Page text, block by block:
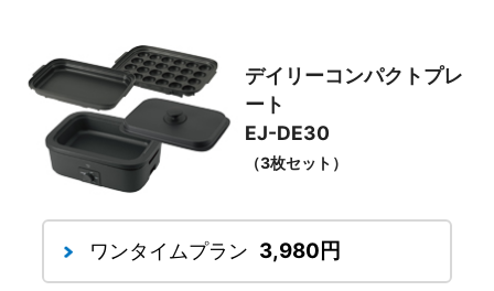
デイリーコンパクトプレ
ート
EJ-DE30
（3枚セット）
ワンタイムプラン 3,980円